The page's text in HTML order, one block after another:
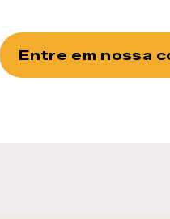
Entre em nossa